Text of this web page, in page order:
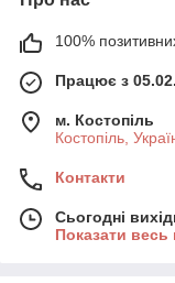
100%
Працює з
м. Костопіль
Костопіль,
Контакти
Сьогодні
Показати весь